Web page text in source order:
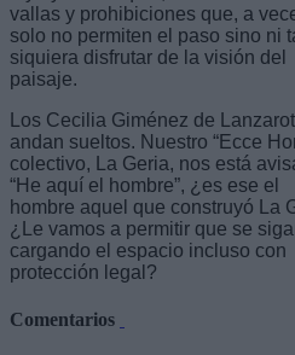
vallas y prohibiciones que, a
solo no permiten el paso sino ni
siquiera disfrutar de la visión del
paisaje.
Los Cecilia Giménez de
andan sueltos. Nuestro “Ecce
colectivo, La Geria, nos está
“He aquí el hombre”, ¿es ese el
hombre aquel que construyó La
¿Le vamos a permitir que se
cargando el espacio incluso con
protección legal?
Comentarios